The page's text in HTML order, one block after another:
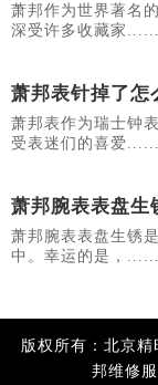
萧邦作为世界著名
深受许多收藏家......
萧邦表针掉了怎
萧邦表作为瑞士钟
受表迷们的喜爱......
萧邦腕表表盘生
萧邦腕表表盘生锈
中。幸运的是，......
版权所有：北京
邦维修